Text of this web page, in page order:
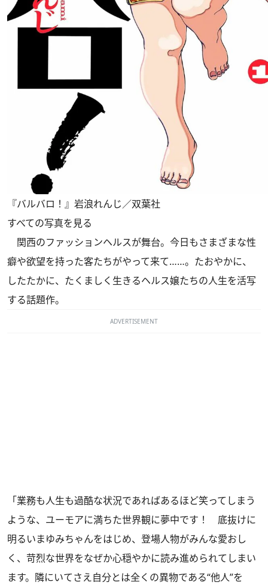
『バルバロ！』岩浪れんじ／双葉社
すべての写真を見る
関西のファッションヘルスが舞台。今日もさまざまな性
癖や欲望を持った客たちがやって来て……。たおやかに、
したたかに、たくましく生きるヘルス嬢たちの人生を活写
する話題作。
ADVERTISEMENT
「業務も人生も過酷な状況であればあるほど笑ってしまう
ような、ユーモアに満ちた世界観に夢中です！ 底抜けに
明るいまゆみちゃんをはじめ、登場人物がみんな愛おし
く、苛烈な世界をなぜか心穏やかに読み進められてしまい
ます。隣にいてさえ自分とは全くの異物である“他人”を